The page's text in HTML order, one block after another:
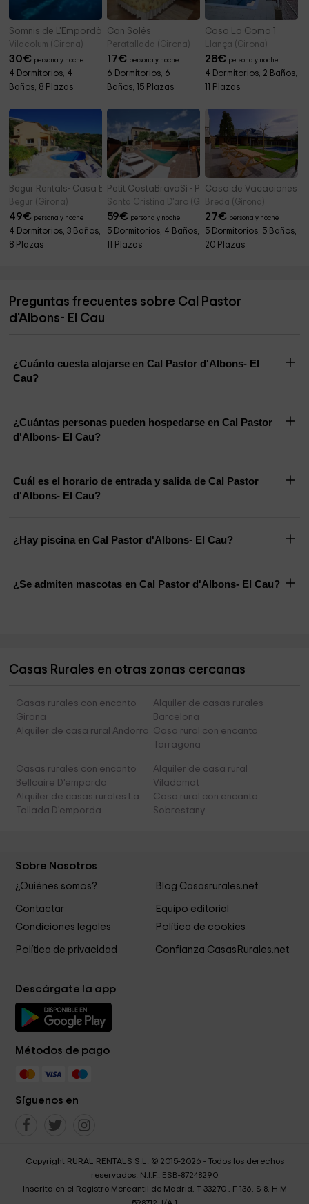
Somnis de L'Empordà
Vilacolum (Girona)
30€ persona y noche
4 Dormitorios, 4
Baños, 8 Plazas
Can Solés
Peratallada (Girona)
17€ persona y noche
6 Dormitorios, 6
Baños, 15 Plazas
Casa La Coma 1
Llança (Girona)
28€ persona y noche
4 Dormitorios, 2 Baños,
11 Plazas
Begur Rentals- Casa El Sueño
Begur (Girona)
49€ persona y noche
4 Dormitorios, 3 Baños,
8 Plazas
Petit CostaBravaSi - Piscina, BBQ, terraza, wifi
Santa Cristina D'aro (Girona)
59€ persona y noche
5 Dormitorios, 4 Baños,
11 Plazas
Casa de Vacaciones
Breda (Girona)
27€ persona y noche
5 Dormitorios, 5 Baños,
20 Plazas
Preguntas frecuentes sobre Cal Pastor
d'Albons- El Cau
¿Cuánto cuesta alojarse en Cal Pastor d'Albons- El
Cau?
¿Cuántas personas pueden hospedarse en Cal Pastor
d'Albons- El Cau?
Cuál es el horario de entrada y salida de Cal Pastor
d'Albons- El Cau?
¿Hay piscina en Cal Pastor d'Albons- El Cau?
¿Se admiten mascotas en Cal Pastor d'Albons- El Cau?
Casas Rurales en otras zonas cercanas
Casas rurales con encanto
Girona
Alquiler de casas rurales
Barcelona
Alquiler de casa rural Andorra Casa rural con encanto
Tarragona
Casas rurales con encanto
Bellcaire D'emporda
Alquiler de casa rural
Viladamat
Alquiler de casas rurales La
Tallada D'emporda
Casa rural con encanto
Sobrestany
Sobre Nosotros
¿Quiénes somos? Blog Casasrurales.net
Contactar
Equipo editorial
Condiciones legales
Política de cookies
Política de privacidad Confianza CasasRurales.net
Descárgate la app
Métodos de pago
Síguenos en
Copyright RURAL RENTALS S.L. © 2015-2026 - Todos los derechos
reservados. N.I.F.: ESB-87248290
Inscrita en el Registro Mercantil de Madrid, T 33270 , F 136, S 8, H M